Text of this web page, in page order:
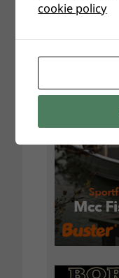
cookie policy